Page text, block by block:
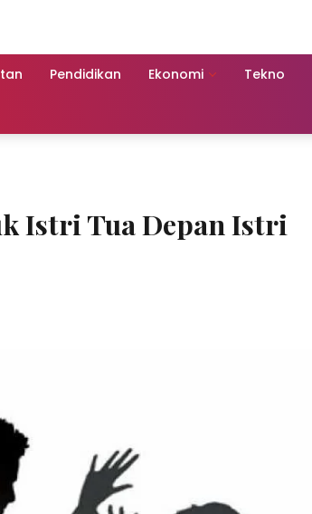
Pendidikan Ekonomi Tekno
Istri Tua Depan Istri